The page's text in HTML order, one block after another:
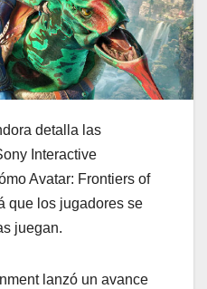
detalla las
Interactive
Avatar: Frontiers of
que los jugadores se
juegan.
lanzó un avance